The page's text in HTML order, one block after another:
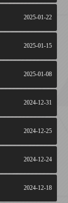
2025-01-22
2025-01-15
2025-01-08
2024-12-31
2024-12-25
2024-12-24
2024-12-18